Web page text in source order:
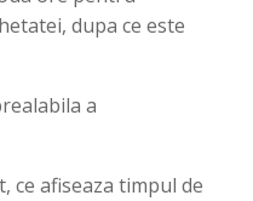
dupa ce este
a
ce afiseaza timpul de